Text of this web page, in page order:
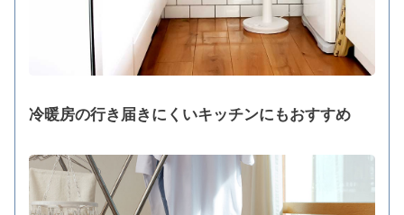
冷暖房の行き届きにくいキッチンにもおすすめ